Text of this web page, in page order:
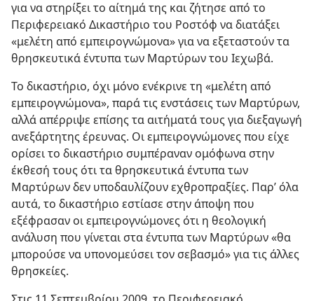
για να στηρίξει το αίτημά της και ζήτησε από το
Περιφερειακό Δικαστήριο του Ροστόφ να διατάξει
«μελέτη από εμπειρογνώμονα» για να εξεταστούν τα
θρησκευτικά έντυπα των Μαρτύρων του Ιεχωβά.
Το δικαστήριο, όχι μόνο ενέκρινε τη «μελέτη από
εμπειρογνώμονα», παρά τις ενστάσεις των Μαρτύρων,
αλλά απέρριψε επίσης τα αιτήματά τους για διεξαγωγή
ανεξάρτητης έρευνας. Οι εμπειρογνώμονες που είχε
ορίσει το δικαστήριο συμπέραναν ομόφωνα στην
έκθεσή τους ότι τα θρησκευτικά έντυπα των
Μαρτύρων δεν υποδαυλίζουν εχθροπραξίες. Παρ’ όλα
αυτά, το δικαστήριο εστίασε στην άποψη που
εξέφρασαν οι εμπειρογνώμονες ότι η θεολογική
ανάλυση που γίνεται στα έντυπα των Μαρτύρων «θα
μπορούσε να υπονομεύσει τον σεβασμό» για τις άλλες
θρησκείες.